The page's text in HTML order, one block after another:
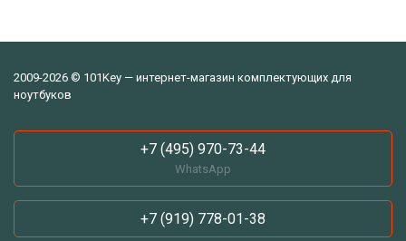
2009-2026 © 101Key — интернет-магазин комплектующих для
ноутбуков
+7 (495) 970-73-44
WhatsApp
+7 (919) 778-01-38